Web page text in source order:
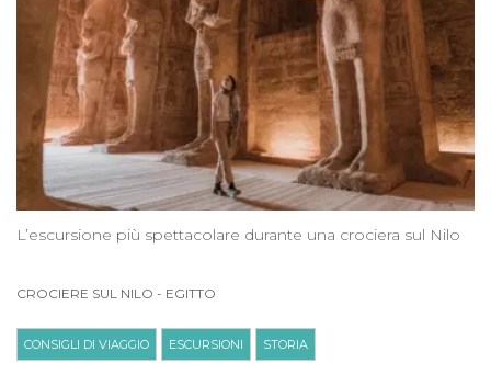
L’escursione più spettacolare durante una crociera sul Nilo
CROCIERE SUL NILO - EGITTO
CONSIGLI DI VIAGGIO ESCURSIONI STORIA